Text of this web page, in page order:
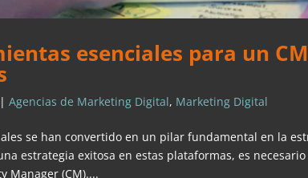
esenciales para un
|Agencias de Marketing Digital, Marketing Digital
se han convertido en un pilar fundamental en la
estrategia exitosa en estas plataformas, es
Manager (CM)....